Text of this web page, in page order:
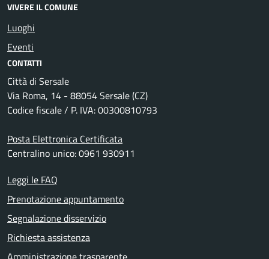
VIVERE IL COMUNE
Luoghi
Eventi
CONTATTI
Città di Sersale
Via Roma, 14 - 88054 Sersale (CZ)
Codice fiscale / P. IVA: 00300810793
Posta Elettronica Certificata
Centralino unico: 0961 930911
Leggi le FAQ
Prenotazione appuntamento
Segnalazione disservizio
Richiesta assistenza